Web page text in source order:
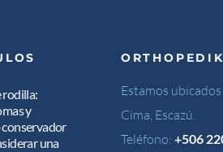
rodilla:
y
una
ORTHOPEDIK
Estamos
Cima, Escazú.
Teléfono: +506